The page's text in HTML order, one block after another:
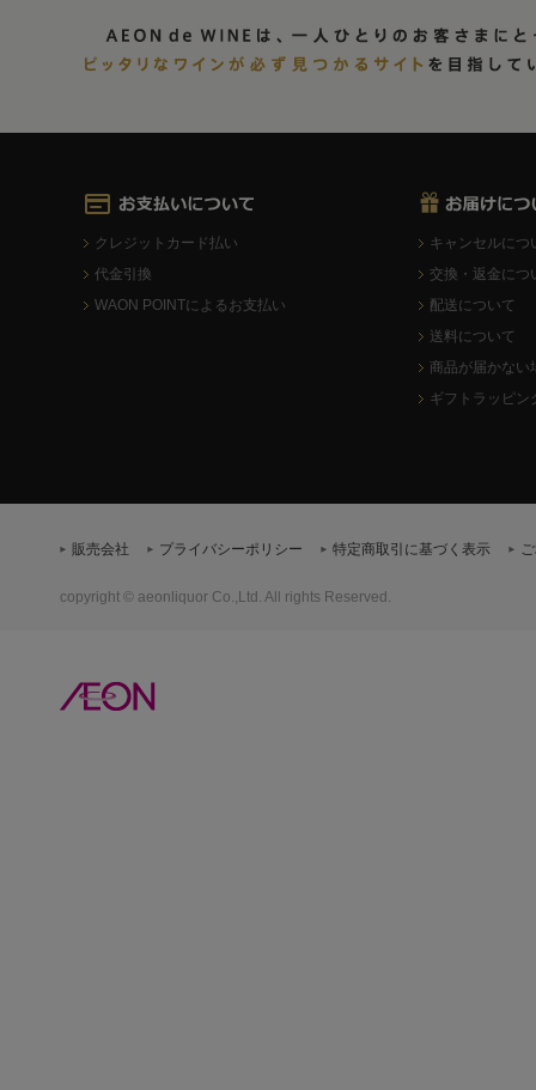
クレジットカード払い
代金引換
WAON POINTによるお支払い
キャンセルにつ
交換・返金につ
配送について
送料について
商品が届かない
ギフトラッピン
販売会社 プライバシーポリシー 特定商取引に基づく表示
copyright © aeonliquor Co.,Ltd. All rights Reserved.